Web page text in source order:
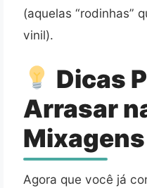
(aquelas “rodinhas”
vinil).
Dicas
Arrasar
Mixagens
Agora que você já